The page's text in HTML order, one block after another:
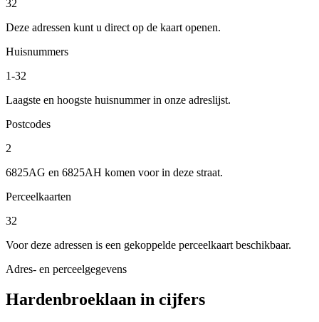
32
Deze adressen kunt u direct op de kaart openen.
Huisnummers
1-32
Laagste en hoogste huisnummer in onze adreslijst.
Postcodes
2
6825AG en 6825AH komen voor in deze straat.
Perceelkaarten
32
Voor deze adressen is een gekoppelde perceelkaart beschikbaar.
Adres- en perceelgegevens
Hardenbroeklaan in cijfers